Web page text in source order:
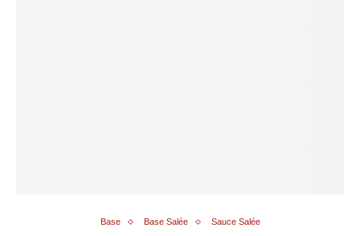
Base Base Salée Sauce Salée